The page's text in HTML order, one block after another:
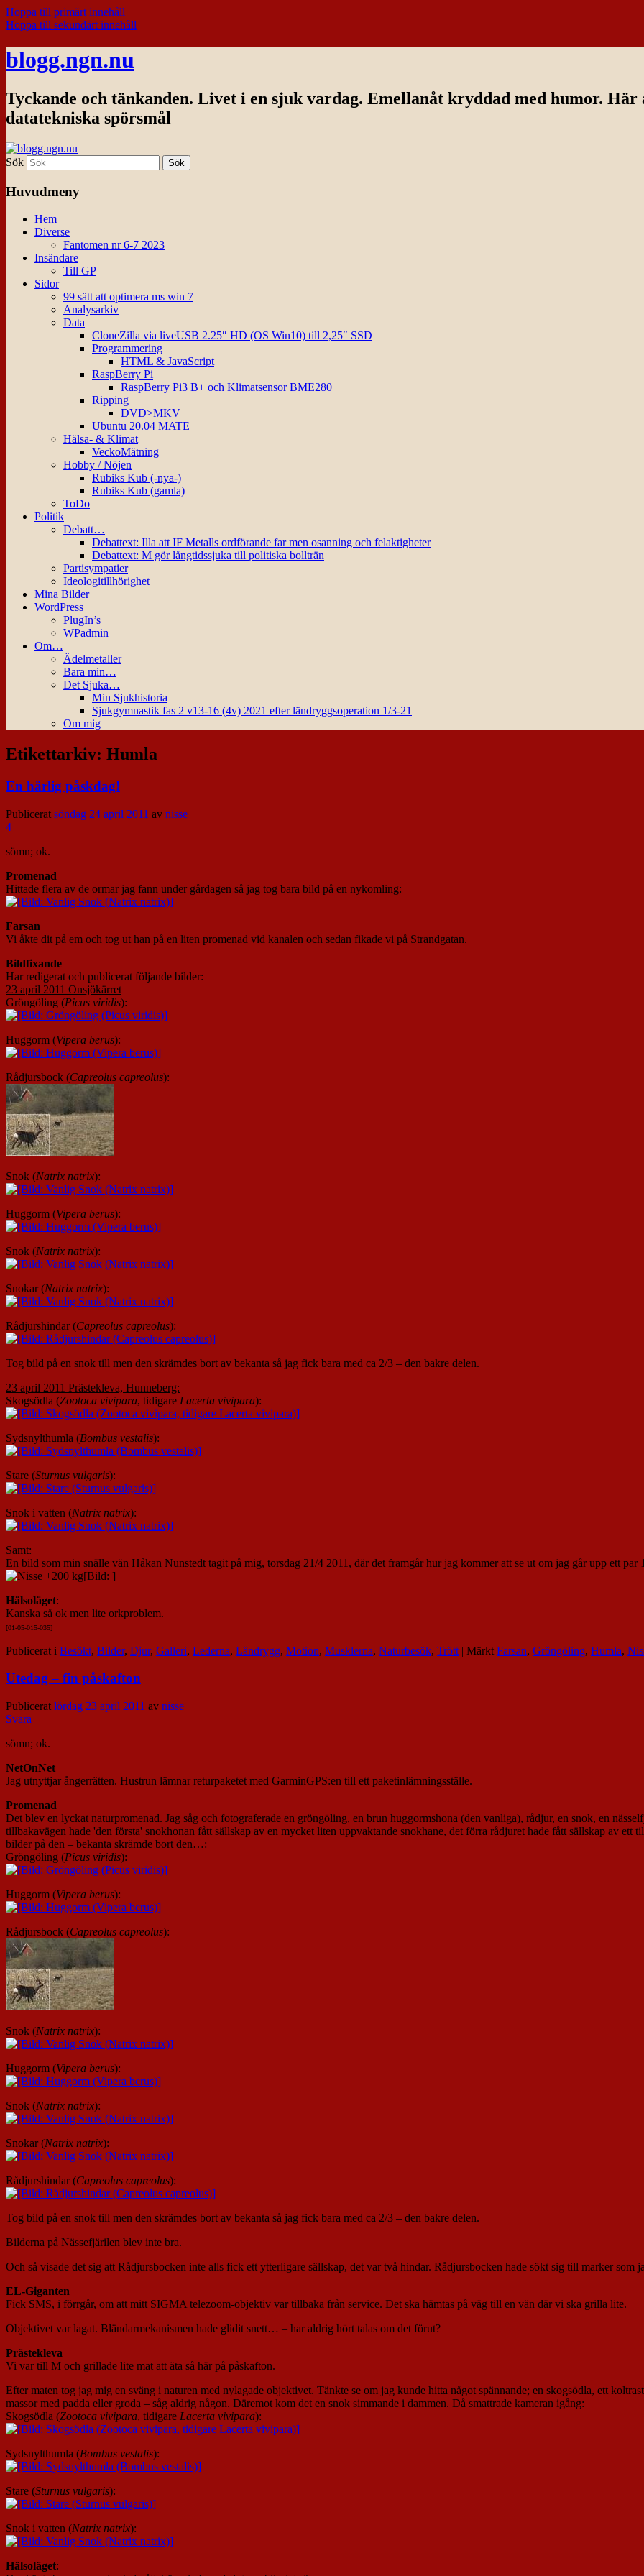
Hoppa till primärt innehåll
Hoppa till sekundärt innehåll
blogg.ngn.nu
Tyckande och tänkanden. Livet i en sjuk vardag. Emellanåt kryddad med humor. Här
datatekniska spörsmål
Sök
Huvudmeny
Hem
Diverse
Fantomen nr 6-7 2023
Insändare
Till GP
Sidor
99 sätt att optimera ms win 7
Analysarkiv
Data
CloneZilla via liveUSB 2.25″ HD (OS Win10) till 2,25″ SSD
Programmering
HTML & JavaScript
RaspBerry Pi
RaspBerry Pi3 B+ och Klimatsensor BME280
Ripping
DVD>MKV
Ubuntu 20.04 MATE
Hälsa- & Klimat
VeckoMätning
Hobby / Nöjen
Rubiks Kub (-nya-)
Rubiks Kub (gamla)
ToDo
Politik
Debatt…
Debattext: Illa att IF Metalls ordförande far men osanning och felaktigheter
Debattext: M gör långtidssjuka till politiska bollträn
Partisympatier
Ideologitillhörighet
Mina Bilder
WordPress
PlugIn’s
WPadmin
Om…
Ädelmetaller
Bara min…
Det Sjuka…
Min Sjukhistoria
Sjukgymnastik fas 2 v13-16 (4v) 2021 efter ländryggsoperation 1/3-21
Om mig
Etikettarkiv: Humla
En härlig påskdag!
Publicerat söndag 24 april 2011 av nisse
4
sömn; ok.
Promenad
Hittade flera av de ormar jag fann under gårdagen så jag tog bara bild på en nykomling:
Farsan
Vi åkte dit på em och tog ut han på en liten promenad vid kanalen och sedan fikade vi på Strandgatan.
Bildfixande
Har redigerat och publicerat följande bilder:
23 april 2011 Onsjökärret
Gröngöling (Picus viridis):
Huggorm (Vipera berus):
Rådjursbock (Capreolus capreolus):
Snok (Natrix natrix):
Huggorm (Vipera berus):
Snok (Natrix natrix):
Snokar (Natrix natrix):
Rådjurshindar (Capreolus capreolus):
Tog bild på en snok till men den skrämdes bort av bekanta så jag fick bara med ca 2/3 – den bakre delen.
23 april 2011 Prästekleva, Hunneberg:
Skogsödla (Zootoca vivipara, tidigare Lacerta vivipara):
Sydsnylthumla (Bombus vestalis):
Stare (Sturnus vulgaris):
Snok i vatten (Natrix natrix):
Samt:
En bild som min snälle vän Håkan Nunstedt tagit på mig, torsdag 21/4 2011, där det framgår hur jag kommer att se ut om jag går upp ett par
Hälsoläget:
Kanska så ok men lite orkproblem.
[01-05-015-035]
Publicerat i Besökt, Bilder, Djur, Galleri, Lederna, Ländrygg, Motion, Musklerna, Naturbesök, Trött | Märkt Farsan, Gröngöling, Humla,
Utedag – fin påskafton
Publicerat lördag 23 april 2011 av nisse
Svara
sömn; ok.
NetOnNet
Jag utnyttjar ångerrätten. Hustrun lämnar returpaketet med GarminGPS:en till ett paketinlämningsställe.
Promenad
Det blev en lyckat naturpromenad. Jag såg och fotograferade en gröngöling, en brun huggormshona (den vanliga), rådjur, en snok, en
tillbakavägen hade 'den första' snokhonan fått sällskap av en mycket liten uppvaktande snokhane, det förra rådjuret hade fått sällskap av
bilder på den – bekanta skrämde bort den…:
Gröngöling (Picus viridis):
Huggorm (Vipera berus):
Rådjursbock (Capreolus capreolus):
Snok (Natrix natrix):
Huggorm (Vipera berus):
Snok (Natrix natrix):
Snokar (Natrix natrix):
Rådjurshindar (Capreolus capreolus):
Tog bild på en snok till men den skrämdes bort av bekanta så jag fick bara med ca 2/3 – den bakre delen.
Bilderna på Nässefjärilen blev inte bra.
Och så visade det sig att Rådjursbocken inte alls fick ett ytterligare sällskap, det var två hindar. Rådjursbocken hade sökt sig till marker som
EL-Giganten
Fick SMS, i förrgår, om att mitt SIGMA telezoom-objektiv var tillbaka från service. Det ska hämtas på väg till en vän där vi ska grilla lite.
Objektivet var lagat. Bländarmekanismen hade glidit snett… – har aldrig hört talas om det förut?
Prästekleva
Vi var till M och grillade lite mat att äta så här på påskafton.
Efter maten tog jag mig en sväng i naturen med nylagade objektivet. Tänkte se om jag kunde hitta något spännande; en skogsödla, ett
massor med padda eller groda – såg aldrig någon. Däremot kom det en snok simmande i dammen. Då smattrade kameran igång:
Skogsödla (Zootoca vivipara, tidigare Lacerta vivipara):
Sydsnylthumla (Bombus vestalis):
Stare (Sturnus vulgaris):
Snok i vatten (Natrix natrix):
Hälsoläget: